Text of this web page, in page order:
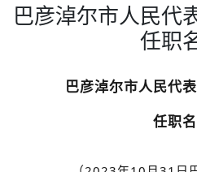
巴彦淖尔市人民代
任职
巴彦淖尔市人民代
任职